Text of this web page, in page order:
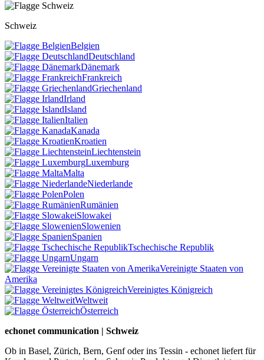
Schweiz
Belgien
Deutschland
Dänemark
Frankreich
Griechenland
Irland
Island
Italien
Kanada
Kroatien
Liechtenstein
Luxemburg
Malta
Niederlande
Polen
Rumänien
Slowakei
Slowenien
Spanien
Tschechische Republik
Ungarn
Vereinigte Staaten von
Amerika
Vereinigtes Königreich
Weltweit
Österreich
echonet communication | Schweiz
Ob in Basel, Zürich, Bern, Genf oder ins Tessin - echonet liefert für